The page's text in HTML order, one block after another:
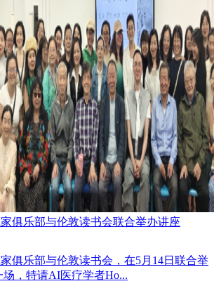
俱乐部与伦敦读书会联合举办讲座
俱乐部与伦敦读书会，在5月14日联合举
场，特请AI医疗学者Ho...